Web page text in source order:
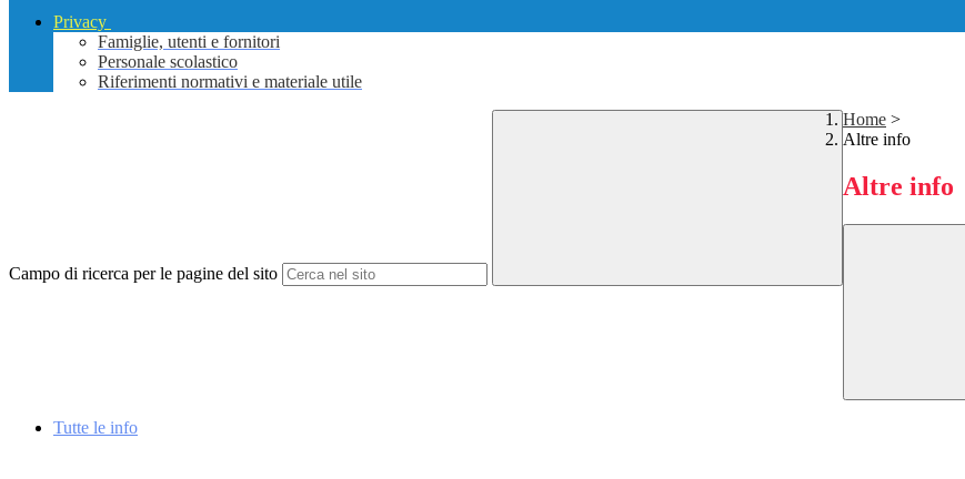
Privacy
Famiglie, utenti e fornitori
Personale scolastico
Riferimenti normativi e materiale utile
Campo di ricerca per le pagine del sito
Home >
Altre info
Altre info
Tutte le info